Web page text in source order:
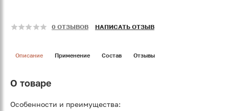
0 ОТЗЫВОВ НАПИСАТЬ ОТЗЫВ
Описание Применение Состав Отзывы
О товаре
Особенности и преимущества: